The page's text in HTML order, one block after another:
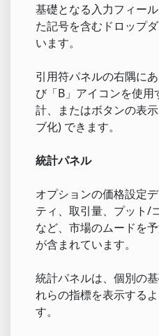
基礎となる入力フィー
た記号を含むドロップ
います。
引用符パネルの右隅に
び「B」アイコンを使
計、またはボタンの表
ブ化) できます。
統計パネル
オプションの価格設定
ティ、取引量、プット/
など、市場のムードを
が含まれています。
統計パネルは、個別の
れらの指標を表示する
す。